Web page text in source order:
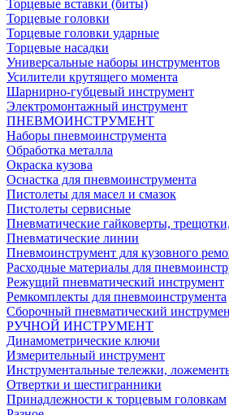
Торцевые вставки (биты)
Торцевые головки
Торцевые головки ударные
Торцевые насадки
Универсальные наборы инструментов
Усилители крутящего момента
Шарнирно-губцевый инструмент
Электромонтажный инструмент
ПНЕВМОИНСТРУМЕНТ
Наборы пневмоинструмента
Обработка металла
Окраска кузова
Оснастка для пневмоинструмента
Пистолеты для масел и смазок
Пистолеты сервисные
Пневматические гайковерты,
Пневматические линии
Пневмоинструмент для кузовного
Расходные материалы для
Режущий пневматический инструмент
Ремкомплекты для пневмоинструмента
Сборочный пневматический
РУЧНОЙ ИНСТРУМЕНТ
Динамометрические ключи
Измерительный инструмент
Инструментальные тележки,
Отвертки и шестигранники
Принадлежности к торцевым головкам